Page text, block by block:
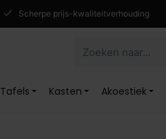
Scherpe prijs-kwaliteitverhouding
Tafels Kasten Akoestiek